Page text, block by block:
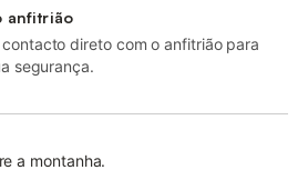
anfitrião
contacto direto com o anfitrião para
segurança.
a montanha.